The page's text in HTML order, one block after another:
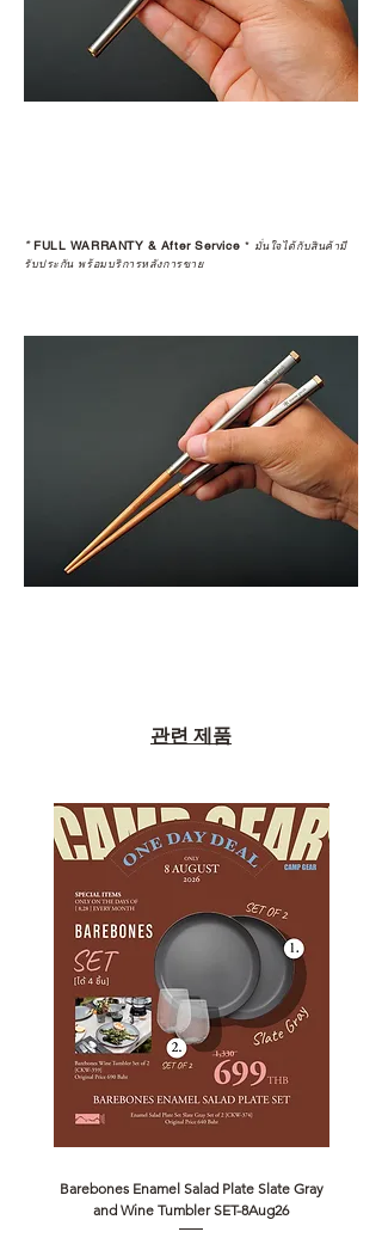
*FULL WARRANTY & After Service * มั่นใจได้กับสินค้ามี
รับประกัน พร้อมบริการหลังการขาย
관련 제품
Barebones Enamel Salad Plate Slate Gray
and Wine Tumbler SET-8Aug26